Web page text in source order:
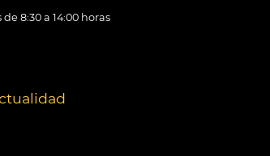
8:30 a 14:00 horas